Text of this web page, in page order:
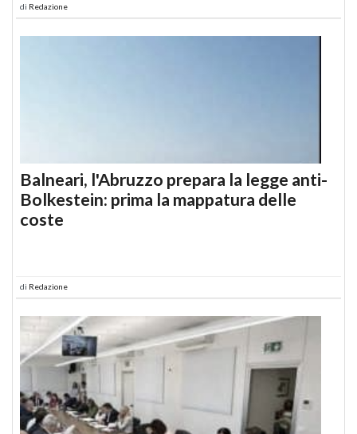
di Redazione
Balneari, l'Abruzzo prepara la legge anti-
Bolkestein: prima la mappatura delle
coste
di Redazione